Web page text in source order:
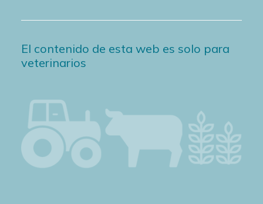
El contenido de esta web es solo para
veterinarios